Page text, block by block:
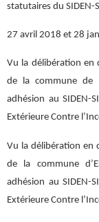
statutaires du
27 avril 2018 et 28
Vu la délibération en
de la commune de
adhésion au SIDEN-
Extérieure Contre
Vu la délibération en
de la commune
adhésion au SIDEN-
Extérieure Contre